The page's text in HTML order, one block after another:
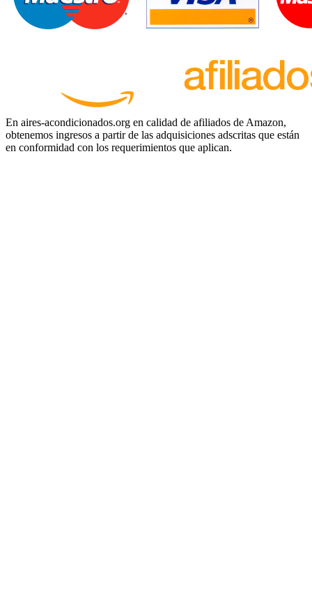
En aires-acondicionados.org en calidad de afiliados de Amazon,
obtenemos ingresos a partir de las adquisiciones adscritas que están
en conformidad con los requerimientos que aplican.